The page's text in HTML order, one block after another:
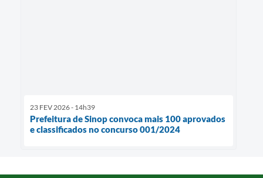
23 FEV 2026 - 14h39
Prefeitura de Sinop convoca mais 100 aprovados
e classificados no concurso 001/2024